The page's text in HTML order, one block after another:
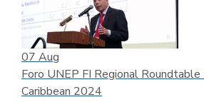
07 Aug
Foro UNEP FI Regional
Caribbean 2024